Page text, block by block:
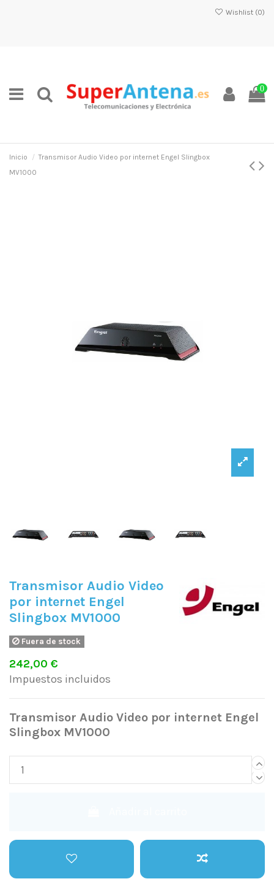
Wishlist (0)
0
Inicio
Transmisor Audio Video por internet Engel Slingbox
MV1000
Transmisor Audio Video
por internet Engel
Slingbox MV1000
Fuera de stock
242,00 €
Impuestos incluidos
Transmisor Audio Video por internet Engel
Slingbox MV1000